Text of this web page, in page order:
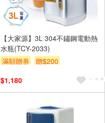
【大家源】3L 304不鏽鋼電動熱
水瓶(TCY-2033)
滿額贈券
贈$200
$1,180